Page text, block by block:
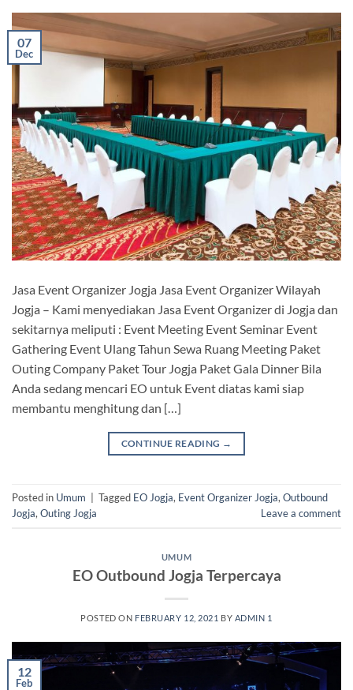
07
Dec
Jasa Event Organizer Jogja Jasa Event Organizer Wilayah
Jogja – Kami menyediakan Jasa Event Organizer di Jogja dan
sekitarnya meliputi : Event Meeting Event Seminar Event
Gathering Event Ulang Tahun Sewa Ruang Meeting Paket
Outing Company Paket Tour Jogja Paket Gala Dinner Bila
Anda sedang mencari EO untuk Event diatas kami siap
membantu menghitung dan […]
CONTINUE READING →
Posted in Umum Tagged EO Jogja, Event Organizer Jogja,Outbound
Jogja,Outing Jogja Leave a comment
UMUM
EO Outbound Jogja Terpercaya
POSTED ON FEBRUARY 12, 2021 BY ADMIN 1
12
Feb